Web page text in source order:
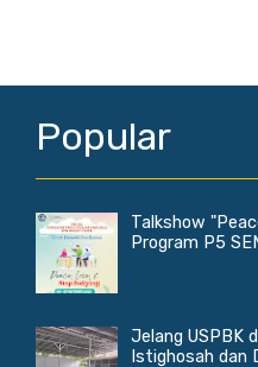
Popular
Talkshow
Program P5
Jelang USPBK
Istighosah dan